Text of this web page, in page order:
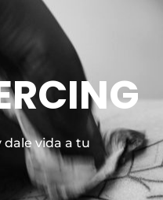
dale vida a tu